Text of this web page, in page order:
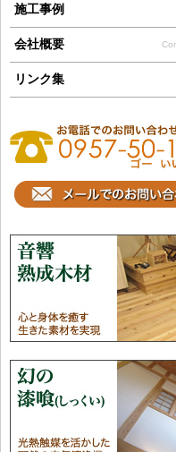
施工事例
会社概要
リンク集